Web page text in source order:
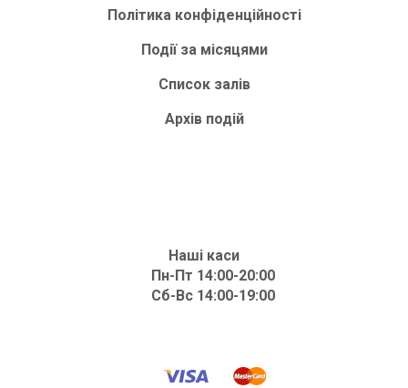
Політика конфіденційності
Події за місяцями
Список залів
Архів подій
Наші каси
Пн-Пт 14:00-20:00
Сб-Вс 14:00-19:00